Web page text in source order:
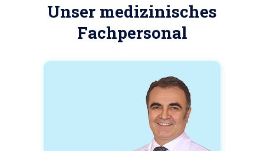
Unser medizinisches
Fachpersonal